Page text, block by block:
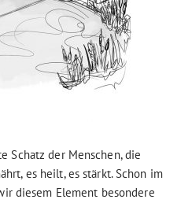
Schatz der Menschen, die
es heilt, es stärkt. Schon im
diesem Element besondere